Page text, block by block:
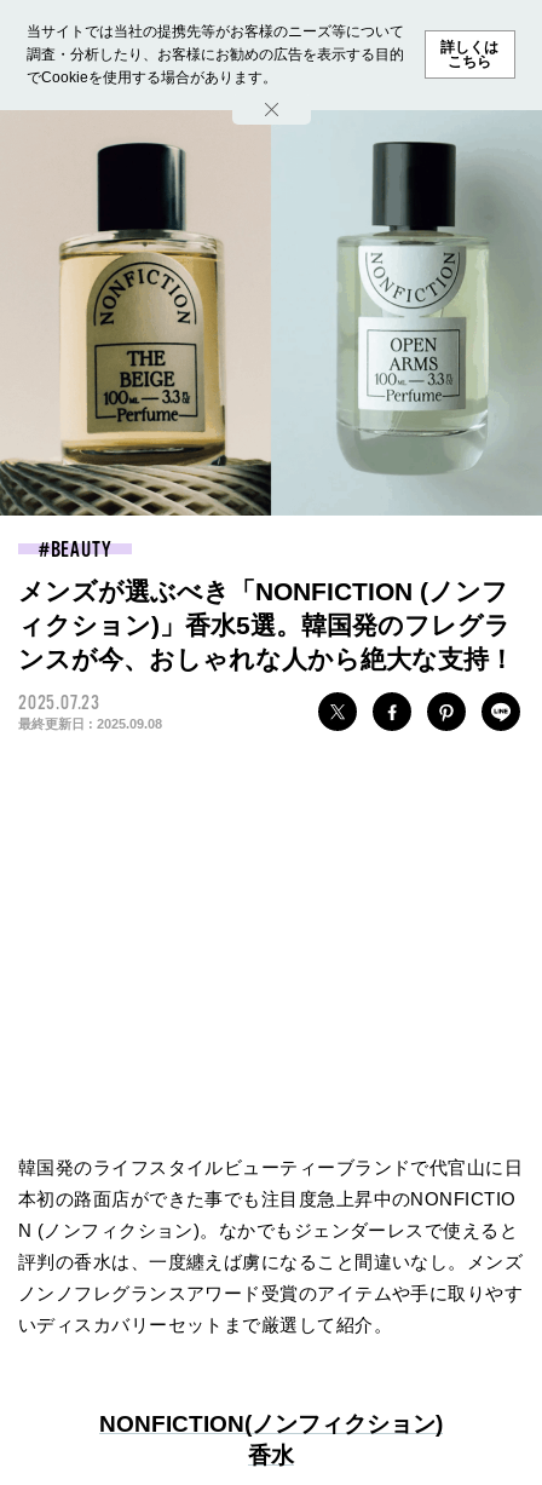
当サイトでは当社の提携先等がお客様のニーズ等について
調査・分析したり、お客様にお勧めの広告を表示する目的
でCookieを使用する場合があります。
詳しくは
こちら
ホーム モデル募集 ランキング ファッション ビューテ
BEAUTY
メンズが選ぶべき「NONFICTION (ノンフ
ィクション)」香水5選。韓国発のフレグラ
ンスが今、おしゃれな人から絶大な支持！
2025.07.23
最終更新日 : 2025.09.08
韓国発のライフスタイルビューティーブランドで代官山に日
本初の路面店ができた事でも注目度急上昇中のNONFICTIO
N (ノンフィクション)。なかでもジェンダーレスで使えると
評判の香水は、一度纏えば虜になること間違いなし。メンズ
ノンノフレグランスアワード受賞のアイテムや手に取りやす
いディスカバリーセットまで厳選して紹介。
NONFICTION(ノンフィクション)
香水